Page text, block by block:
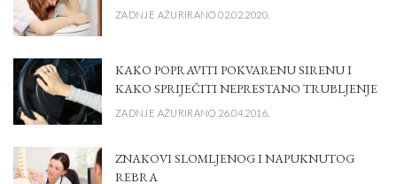
ZADNJE AŽURIRANO 02.02.2020.
KAKO POPRAVITI POKVARENU SIRENU I
KAKO SPRIJEČITI NEPRESTANO TRUBLJENJE
ZADNJE AŽURIRANO 26.04.2016.
ZNAKOVI SLOMLJENOG I NAPUKNUTOG
REBRA